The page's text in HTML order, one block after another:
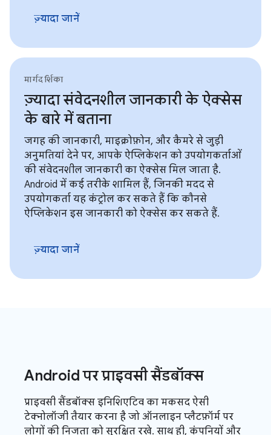
ज़्यादा जानें
मार्गदर्शिका
ज़्यादा संवेदनशील जानकारी के ऐक्सेस
के बारे में बताना
जगह की जानकारी, माइक्रोफ़ोन, और कैमरे से जुड़ी
अनुमतियां देने पर, आपके ऐप्लिकेशन को उपयोगकर्ताओं
की संवेदनशील जानकारी का ऐक्सेस मिल जाता है.
Android में कई तरीके शामिल हैं, जिनकी मदद से
उपयोगकर्ता यह कंट्रोल कर सकते हैं कि कौनसे
ऐप्लिकेशन इस जानकारी को ऐक्सेस कर सकते हैं.
ज़्यादा जानें
Android पर प्राइवसी सैंडबॉक्स
प्राइवसी सैंडबॉक्स इनिशिएटिव का मकसद ऐसी
टेक्नोलॉजी तैयार करना है जो ऑनलाइन प्लैटफ़ॉर्म पर
लोगों की निजता को सुरक्षित रखे. साथ ही, कंपनियों और